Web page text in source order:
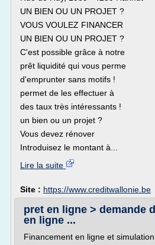
UN BIEN OU UN PROJET ?
VOUS VOULEZ FINANCER
UN BIEN OU UN PROJET ?
C'est possible grâce à notre
prêt liquidité qui vous perme
d'emprunter sans motifs !
permet de les effectuer à
des taux très intéressants !
un bien ou un projet ?
Vous devez rénover
Introduisez le montant à...
Lire la suite
Site : https://www.creditwallonie.be
pret en ligne > demande
en ligne ...
Financement en ligne et